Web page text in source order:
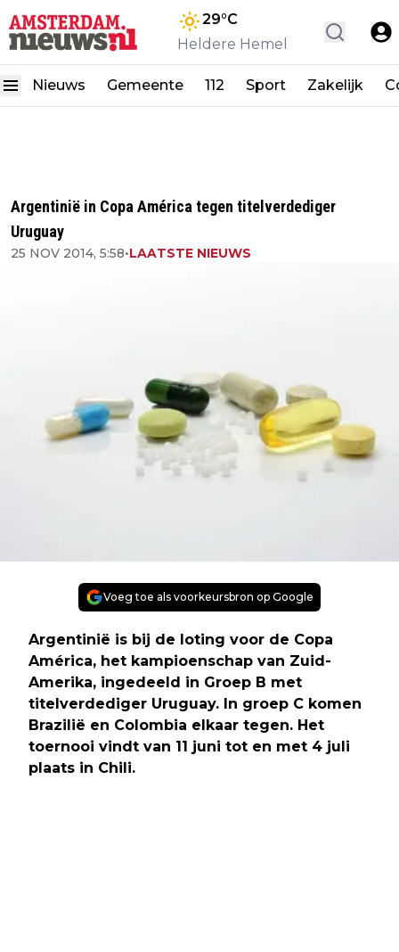
29°C
Heldere Hemel
Nieuws Gemeente 112 Sport Zakelijk
Argentinië in Copa América tegen titelverdediger
Uruguay
25 NOV 2014, 5:58•LAATSTE NIEUWS
Voeg toe als voorkeursbron op Google
Argentinië is bij de loting voor de Copa
América, het kampioenschap van Zuid-
Amerika, ingedeeld in Groep B met
titelverdediger Uruguay. In groep C komen
Brazilië en Colombia elkaar tegen. Het
toernooi vindt van 11 juni tot en met 4 juli
plaats in Chili.